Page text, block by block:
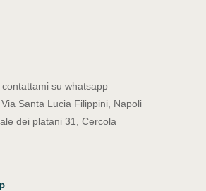
su whatsapp
Santa Lucia Filippini, Napoli
dei platani 31, Cercola